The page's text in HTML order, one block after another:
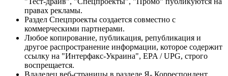
правах рекламы.
Раздел Спецпроекты создается совместно с
коммерческими партнерами.
Любое копирование, публикация, републикация и
другое распространение информации, которое содержит
ссылку на "Интерфакс-Украина", EPA / UPG, строго
воспрещается.